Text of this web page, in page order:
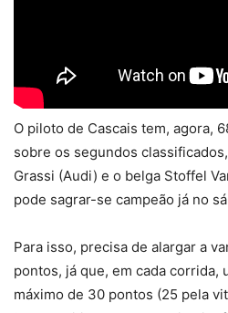
O piloto de Cascais tem, agora,
sobre os segundos
Grassi (Audi) e o belga Stoffel
pode sagrar-se campeão já no
Para isso, precisa de alargar a
pontos, já que, em cada corrida,
máximo de 30 pontos (25 pela